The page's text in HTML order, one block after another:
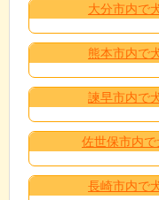
大分市内で
熊本市内で
諫早市内で
佐世保市内
長崎市内で